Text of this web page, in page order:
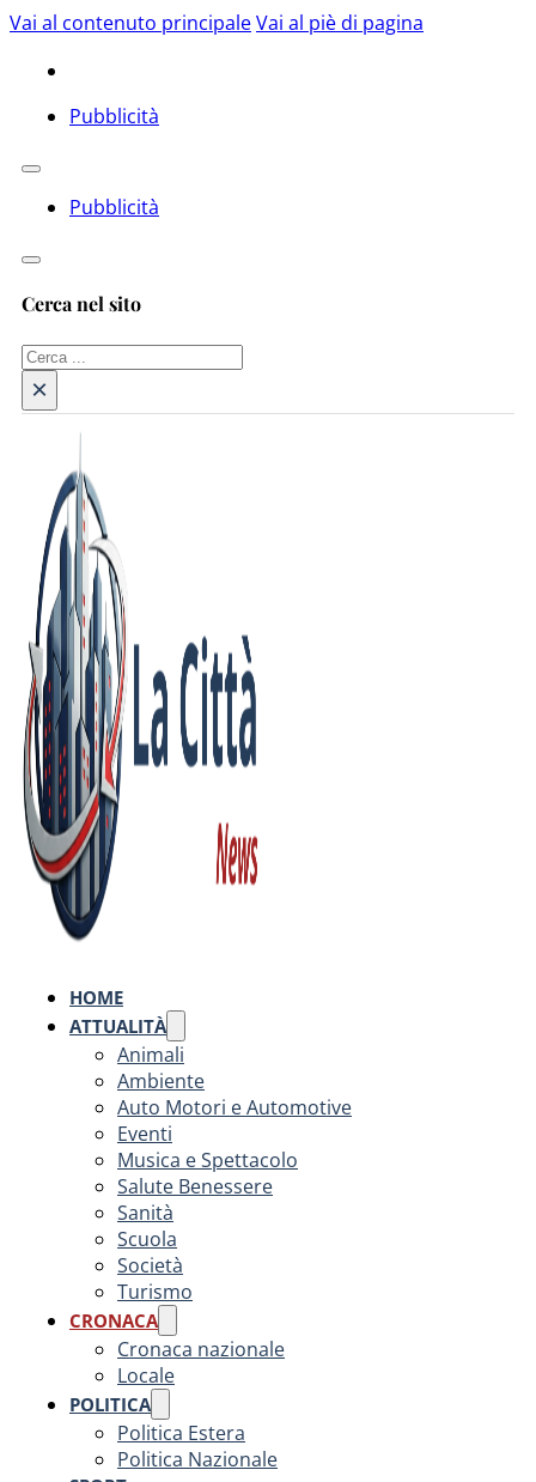
Vai al contenuto principaleVai al piè di pagina
Pubblicità
Pubblicità
Cerca nel sito
Cerca
×
HOME
ATTUALITÀ
Animali
Ambiente
Auto Motori e Automotive
Eventi
Musica e Spettacolo
Salute Benessere
Sanità
Scuola
Società
Turismo
CRONACA
Cronaca nazionale
Locale
POLITICA
Politica Estera
Politica Nazionale